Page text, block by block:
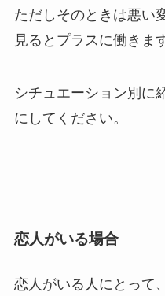
ただしそのときは悪い
見るとプラスに働きま
シチュエーション別に
にしてください。
恋人がいる場合
恋人がいる人にとって